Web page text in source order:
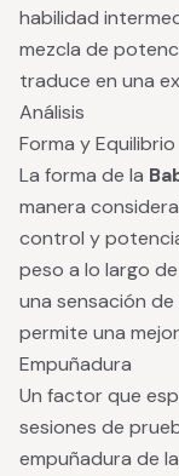
habilidad
mezcla de
traduce en una
Análisis
Forma y Equilibrio
La forma de la
manera
control y
peso a lo largo
una sensación
permite una
Empuñadura
Un factor que
sesiones de
empuñadura de